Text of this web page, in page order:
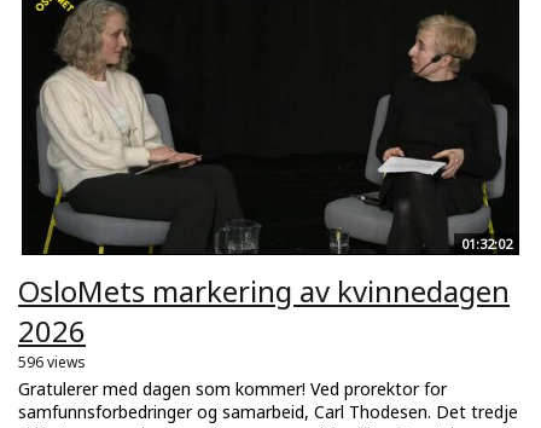
01:32:02
OsloMets markering av kvinnedagen
2026
596 views
Gratulerer med dagen som kommer! Ved prorektor for
samfunnsforbedringer og samarbeid, Carl Thodesen. Det tredje